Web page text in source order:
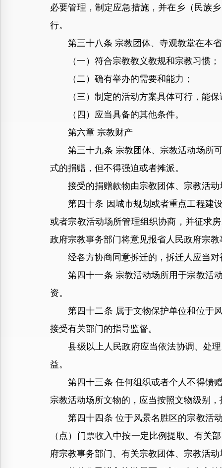
必要管理，制定应急措施，并在乡（民族
行。
第三十八条 宗教团体、寺观教堂在本省
（一）符合宗教教义教规和宗教习惯；
（二）确有举办的需要和能力；
（三）制定的活动方案具体可行，能保
（四）应当具备的其他条件。
第六章 宗教财产
第三十九条 宗教团体、宗教活动场所可
式的捐赠，但不得强迫或者摊派。
接受的捐赠款物由宗教团体、宗教活动
第四十条 因城市规划或者重点工程建设
或者宗教活动场所管理组织协商，并征求
政府宗教事务部门将意见报省人民政府宗
经各方协商同意拆迁的，拆迁人应当对
第四十一条 宗教活动场所用于宗教活动
资。
第四十二条 属于文物保护单位和位于风
接受有关部门的指导监督。
县级以上人民政府应当依法协调、处理
益。
第四十三条 任何组织或者个人不得馈赠
宗教活动场所文物的，应当按照文物级别
第四十四条 位于风景名胜区的宗教活动
（点）门票收入中按一定比例提取。有关
府宗教事务部门、有关宗教团体、宗教活